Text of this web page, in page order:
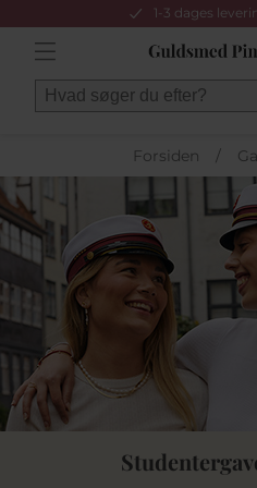
1-3 dages
Forsiden /